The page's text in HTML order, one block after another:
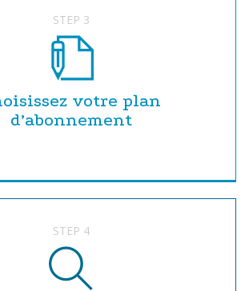
STEP 3
votre plan
d’abonnement
STEP 4